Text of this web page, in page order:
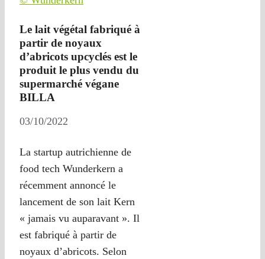
Le lait végétal fabriqué à
partir de noyaux
d’abricots upcyclés est le
produit le plus vendu du
supermarché végane
BILLA
03/10/2022
La startup autrichienne de
food tech Wunderkern a
récemment annoncé le
lancement de son lait Kern
« jamais vu auparavant ». Il
est fabriqué à partir de
noyaux d’abricots. Selon